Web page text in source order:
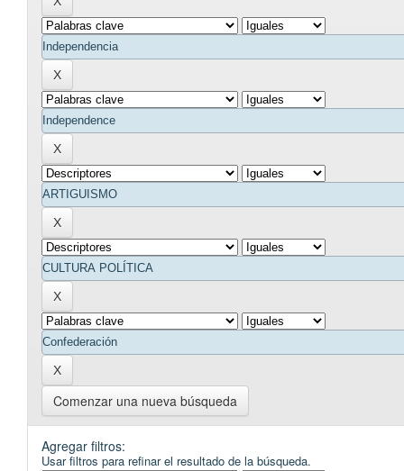
Comenzar una nueva búsqueda
Agregar filtros:
Usar filtros para refinar el resultado de la búsqueda.